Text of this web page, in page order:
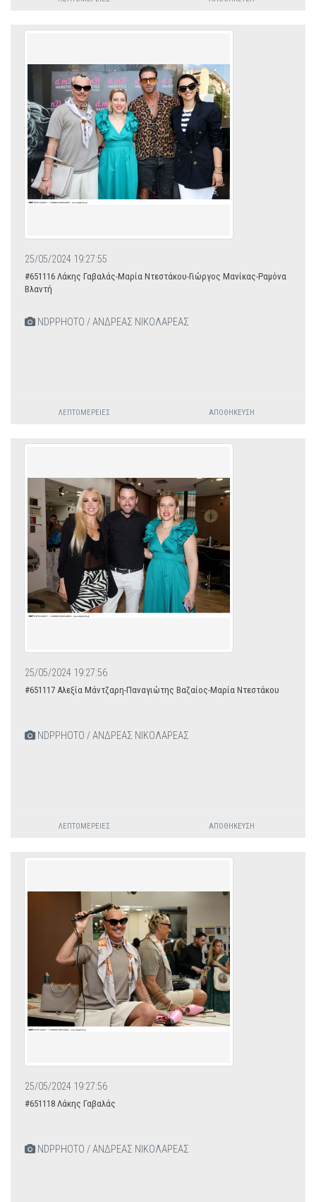
25/05/2024 19:27:55
#651116 Λάκης Γαβαλάς-Μαρία Ντεστάκου-Γιώργος Μανίκας-Ραμόνα
Βλαντή
NDPPHOTO / ΑΝΔΡΕΑΣ ΝΙΚΟΛΑΡΕΑΣ
ΛΕΠΤΟΜΈΡΕΙΕΣ ΑΠΟΘΉΚΕΥΣΗ
25/05/2024 19:27:56
#651117 Αλεξία Μάντζαρη-Παναγιώτης Βαζαίος-Μαρία Ντεστάκου
NDPPHOTO / ΑΝΔΡΕΑΣ ΝΙΚΟΛΑΡΕΑΣ
ΛΕΠΤΟΜΈΡΕΙΕΣ ΑΠΟΘΉΚΕΥΣΗ
25/05/2024 19:27:56
#651118 Λάκης Γαβαλάς
NDPPHOTO / ΑΝΔΡΕΑΣ ΝΙΚΟΛΑΡΕΑΣ